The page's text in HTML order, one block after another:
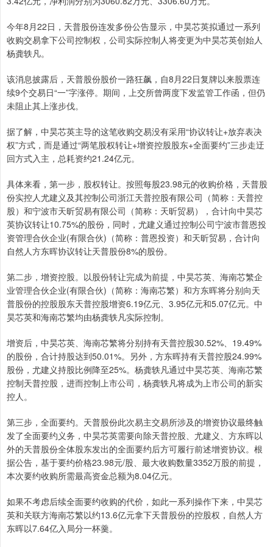
今年8月22日，天普股份连发多份公告显示，中昊芯英拟通过一系列
收购交易拿下公司控制权，公司实际控制人将变更为中昊芯英创始人
杨龚轶凡。
该消息披露后，天普股份股价一路狂飙，自8月22日复牌以来股票连
续9个交易日“一”字涨停。期间，上交所曾两度下发监管工作函，但仍
未阻止其上涨步伐。
据了解，中昊芯英主导的这笔收购交易没有采用“协议转让+放弃表决
权”方式，而是通过“两笔股权转让+增资控股股东+全面要约”三步走迂
回方式入主，总耗资约21.24亿元。
具体来看，第一步，股权转让。按照每股23.98元的收购价格，天普股
份实控人尤建义及其控制公司浙江天普控股有限公司（简称：天普控
股）和宁波市天昕贸易有限公司（简称：天昕贸易），合计向中昊芯
英协议转让10.75%的股份，同时，尤建义通过控制公司宁波市普恩投
资管理合伙企业(有限合伙)（简称：普恩投资）和天昕贸易，合计向
自然人方东晖协议转让天普股份8%的股份。
第二步，增资控股。以股份转让完成为前提，中昊芯英、海南芯繁企
业管理合伙企业(有限合伙)（简称：海南芯繁）和方东晖将分别向天
普股份的控股股东天普控股增资6.19亿元、3.95亿元和5.07亿元。中
昊芯英和海南芯繁均由杨龚轶凡实际控制。
增资后，中昊芯英、海南芯繁将分别持有天普控股30.52%、19.49%
的股份，合计持股达到50.01%。另外，方东晖持有天普控股24.99%
股份，尤建义持股比例降至25%。杨龚轶凡通过中昊芯英、海南芯繁
控制天普控股，进而控制上市公司，杨龚轶凡将成为上市公司的新实
控人。
第三步，全面要约。天普股份此次易主交易所涉及的增资协议最终触
发了全面要约义务，中昊芯英需要向除天普控股、尤建义、方东晖以
外的天普股份全体股东发出的全面要约后方可履行前述增资协议。根
据公告，基于要约价格23.98元/股、最大收购数量3352万股的前提，
本次要约收购所需最高资金总额为8.04亿元。
如果不考虑后续全面要约收购的代价，如此一系列操作下来，中昊芯
英和关联方海南芯繁以约13.6亿元拿下天普股份的控股权，自然人方
东晖以7.64亿入局分一杯羹。